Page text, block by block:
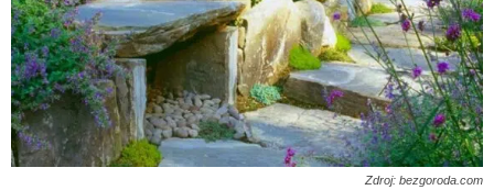
Zdroj: bezgoroda.com